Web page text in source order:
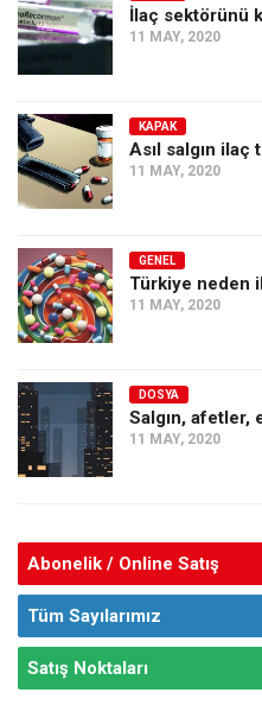
Dosyalar
İlaç sektörünü
11 MAY, 2020
KAPAK
Asıl salgın ilaç
11 MAY, 2020
GENEL
Türkiye neden
11 MAY, 2020
DOSYA
Salgın, afetler,
11 MAY, 2020
Abonelik / Online Satış
Tüm Sayılarımız
Satış Noktaları